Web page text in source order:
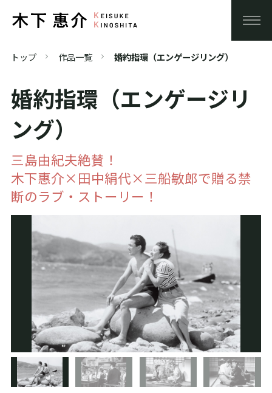
トップ 作品一覧 婚約指環（エンゲージリング）
婚約指環（エンゲージリ
ング）
三島由紀夫絶賛！
木下惠介×田中絹代×三船敏郎で贈る禁
断のラブ・ストーリー！